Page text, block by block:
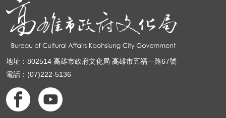
地址：802514 高雄市政府文化局 高雄市五福一路67號
電話：(07)222-5136